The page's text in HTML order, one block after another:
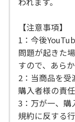
【注意事項】
1：今後
問題が起きた
すので、あら
2：当商品を
購入者様の責
3：万が一、購
規約に反する